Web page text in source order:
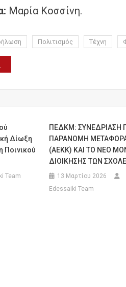
Μαρία Κοσσίνη.
Πολιτισμός Τέχνη
Δίωξη
Ποινικού
Team
ΠΕΔΚΜ: ΣΥΝΕΔΡΙΑΣΗ
ΠΑΡΑΝΟΜΗ
(ΑΕΚΚ) ΚΑΙ ΤΟ ΝΕΟ
ΔΙΟΙΚΗΣΗΣ ΤΩΝ
13 Μαρτίου 2026
Edessaiki Team